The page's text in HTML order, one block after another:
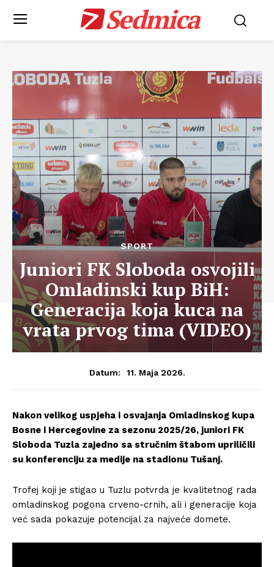
Sedmica
SPORT
Juniori FK Sloboda osvojili
Omladinski kup BiH:
Generacija koja kuca na
vrata prvog tima (VIDEO)
Datum: 11. Maja 2026.
Nakon velikog uspjeha i osvajanja Omladinskog kupa
Bosne i Hercegovine za sezonu 2025/26, juniori FK
Sloboda Tuzla zajedno sa stručnim štabom upriličili
su konferenciju za medije na stadionu Tušanj.
Trofej koji je stigao u Tuzlu potvrda je kvalitetnog rada
omladinskog pogona crveno-crnih, ali i generacije koja
već sada pokazuje potencijal za najveće domete.